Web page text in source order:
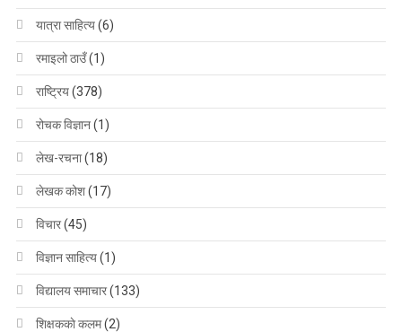
यात्रा साहित्य(6)
रमाइलो ठाउँ(1)
राष्ट्रिय(378)
रोचक विज्ञान(1)
लेख-रचना(18)
लेखक कोश(17)
विचार(45)
विज्ञान साहित्य(1)
विद्यालय समाचार(133)
शिक्षककाे कलम(2)